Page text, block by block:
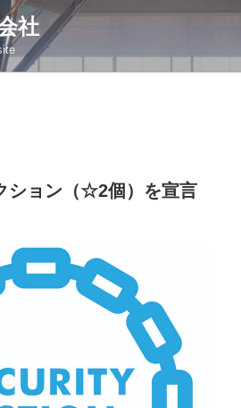
社
ション（☆2個）を宣言